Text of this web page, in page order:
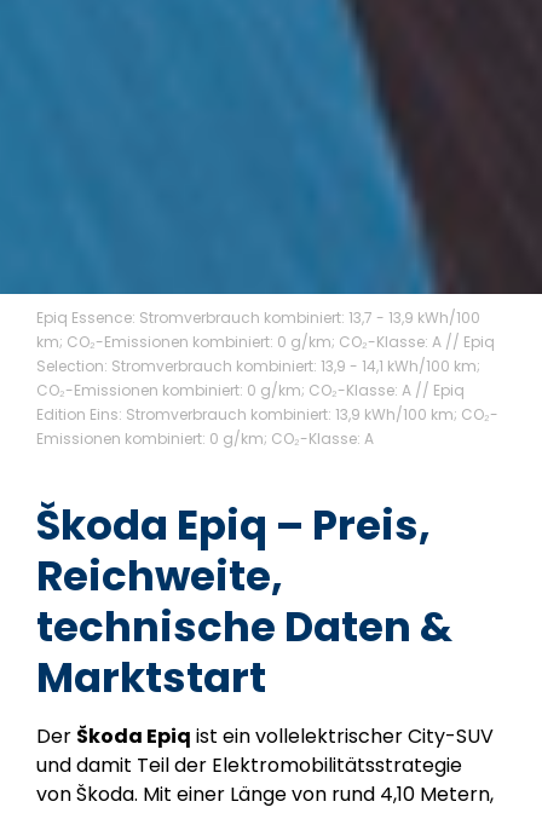
Epiq Essence: Stromverbrauch kombiniert: 13,7 - 13,9 kWh/100
km; CO₂-Emissionen kombiniert: 0 g/km; CO₂-Klasse: A // Epiq
Selection: Stromverbrauch kombiniert: 13,9 - 14,1 kWh/100 km;
CO₂-Emissionen kombiniert: 0 g/km; CO₂-Klasse: A // Epiq
Edition Eins: Stromverbrauch kombiniert: 13,9 kWh/100 km; CO₂-
Emissionen kombiniert: 0 g/km; CO₂-Klasse: A
Škoda Epiq – Preis,
Reichweite,
technische Daten &
Marktstart
Der Škoda Epiq ist ein vollelektrischer City-SUV
und damit Teil der Elektromobilitätsstrategie
vonŠkoda. Mit einer Länge von rund 4,10 Metern,